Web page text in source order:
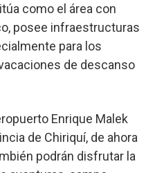
como el área con
posee infraestructuras
para los
de descanso
Enrique Malek
de Chiriquí, de ahora
podrán disfrutar la